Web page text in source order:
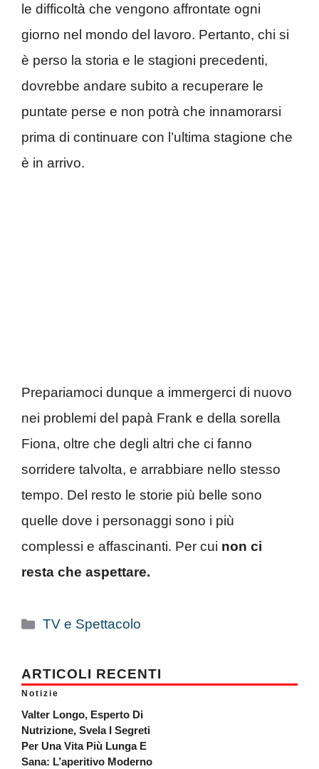
le difficoltà che vengono affrontate ogni
giorno nel mondo del lavoro. Pertanto, chi si
è perso la storia e le stagioni precedenti,
dovrebbe andare subito a recuperare le
puntate perse e non potrà che innamorarsi
prima di continuare con l’ultima stagione che
è in arrivo.
Prepariamoci dunque a immergerci di nuovo
nei problemi del papà Frank e della sorella
Fiona, oltre che degli altri che ci fanno
sorridere talvolta, e arrabbiare nello stesso
tempo. Del resto le storie più belle sono
quelle dove i personaggi sono i più
complessi e affascinanti. Per cui non ci
resta che aspettare.
Categorie
TV e Spettacolo
ARTICOLI RECENTI
Notizie
Valter Longo, Esperto Di
Nutrizione, Svela I Segreti
Per Una Vita Più Lunga E
Sana: L’aperitivo Moderno